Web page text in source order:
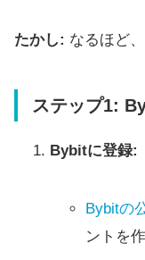
たかし: なるほど
ステップ1:
Bybitに登録:
Bybitの
ントを